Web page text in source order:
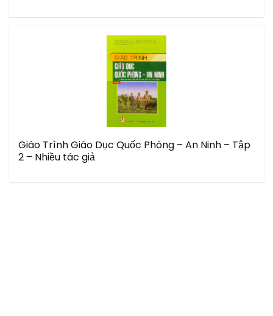
Giáo Trình Giáo Dục Quốc Phòng – An Ninh – Tập
2 – Nhiều tác giả